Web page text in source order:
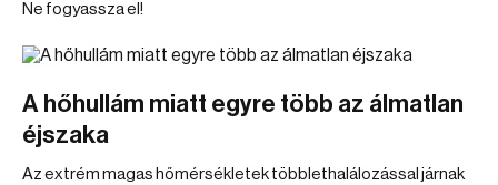
Ne fogyassza el!
A hőhullám miatt egyre több az álmatlan
éjszaka
Az extrém magas hőmérsékletek többlethalálozással járnak